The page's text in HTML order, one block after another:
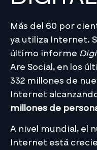
Más del 60 por
ya utiliza Internet.
último informe
Are Social, en los
332 millones de
Internet
millones de
A nivel mundial, el
Internet está